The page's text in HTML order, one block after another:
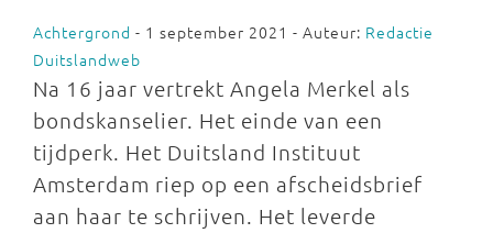
Achtergrond - 1 september 2021 - Auteur: Redactie
Duitslandweb
Na 16 jaar vertrekt Angela Merkel als
bondskanselier. Het einde van een
tijdperk. Het Duitsland Instituut
Amsterdam riep op een afscheidsbrief
aan haar te schrijven. Het leverde